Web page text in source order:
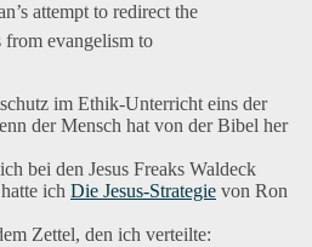
attempt to redirect the
from evangelism to
im Ethik-Unterricht eins der
der Mensch hat von der Bibel her
bei den Jesus Freaks Waldeck
ich Die Jesus-Strategie von Ron
Zettel, den ich verteilte: